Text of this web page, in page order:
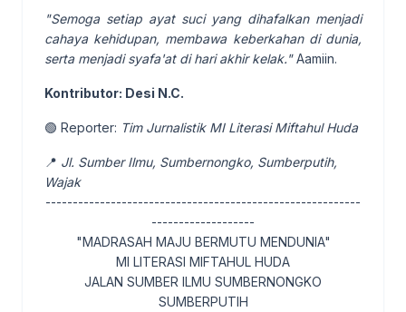
"Semoga setiap ayat suci yang dihafalkan menjadi
cahaya kehidupan, membawa keberkahan di dunia,
serta menjadi syafa'at di hari akhir kelak."Aamiin.
Kontributor: Desi N.C.
🟢 Reporter: Tim Jurnalistik MI Literasi Miftahul Huda
📍 Jl. Sumber Ilmu, Sumbernongko, Sumberputih,
Wajak
----------------------------------------------------------
-------------------
"MADRASAH MAJU BERMUTU MENDUNIA"
MI LITERASI MIFTAHUL HUDA
JALAN SUMBER ILMU SUMBERNONGKO
SUMBERPUTIH